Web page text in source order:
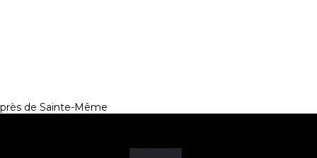
près de Sainte-Même